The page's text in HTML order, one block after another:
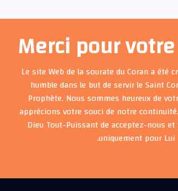
Merci pour
Le site Web de la sourate du Coran a été
humble dans le but de servir le Saint
Prophète. Nous sommes heureux de
apprécions votre souci de notre
Dieu Tout-Puissant de acceptez-nous
uniquement pour Lui.